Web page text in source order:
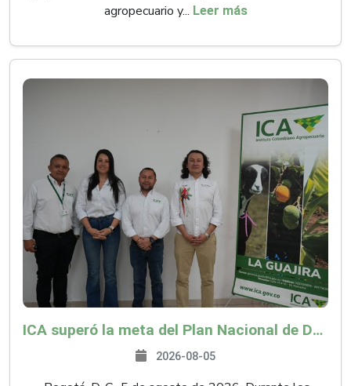
agropecuario y... Leer más
ICA superó la meta del Plan Nacional de Desarrollo y abrió 61 mercados internacionales
2026-08-05